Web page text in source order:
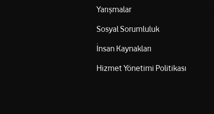
Yarışmalar
Sosyal Sorumluluk
İnsan Kaynakları
Hizmet Yönetimi Politikası